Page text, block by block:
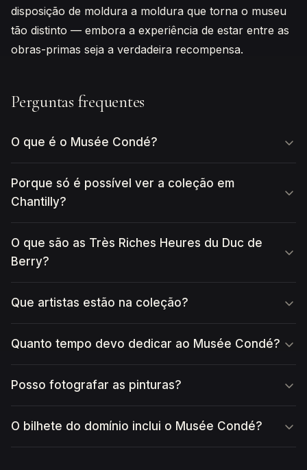
disposição de moldura a moldura que torna o museu
tão distinto — embora a experiência de estar entre as
obras-primas seja a verdadeira recompensa.
Perguntas frequentes
O que é o Musée Condé?
Porque só é possível ver a coleção em
Chantilly?
O que são as Très Riches Heures du Duc de
Berry?
Que artistas estão na coleção?
Quanto tempo devo dedicar ao Musée Condé?
Posso fotografar as pinturas?
O bilhete do domínio inclui o Musée Condé?